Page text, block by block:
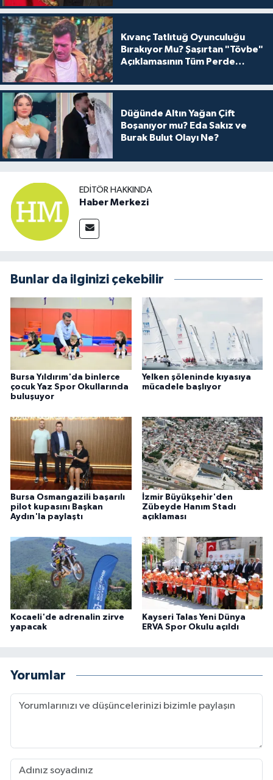
Kıvanç Tatlıtuğ Oyunculuğu
Bırakıyor Mu? Şaşırtan "Tövbe"
Açıklamasının Tüm Perde
Düğünde Altın Yağan Çift
Boşanıyor mu? Eda Sakız ve
Burak Bulut Olayı Ne?
EDITÖR HAKKINDA
Haber Merkezi
Bunlar da ilginizi çekebilir
Bursa Yıldırım'da binlerce
çocuk Yaz Spor Okullarında
buluşuyor
Yelken şöleninde kıyasıya
mücadele başlıyor
Bursa Osmangazili başarılı
pilot kupasını Başkan
Aydın'la paylaştı
İzmir Büyükşehir'den
Zübeyde Hanım Stadı
açıklaması
Kocaeli'de adrenalin zirve
yapacak
Kayseri Talas Yeni Dünya
ERVA Spor Okulu açıldı
Yorumlar